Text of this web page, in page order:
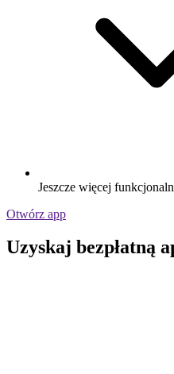
Jeszcze więcej
Otwórz app
Uzyskaj bezpłatną